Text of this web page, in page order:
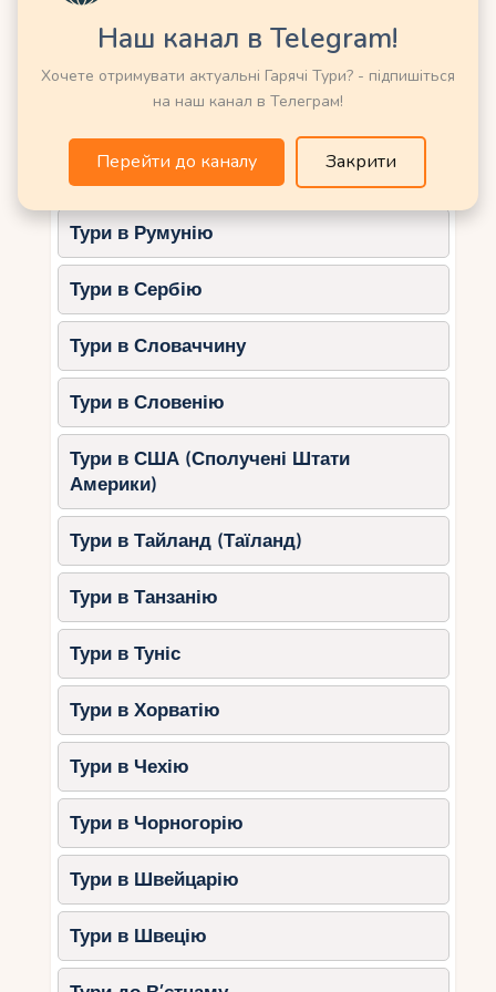
Сноркелінг та дайвінг
– оренда
маски та ласт обходиться дешевше
за організовані екскурсії.
Морські прогулянки на громадських
човнах– дешевші за приватні катери.
Дешеві тури: що
увімкнено?
Перелітіз пересадками (рідко –
прямий рейс).
Проживання у гестхаусах або 3-
зіркових готелях.
Трансфер із аеропорту.
Мінімальні екскурсійні програми
(іноді – тільки пляжний
відпочинок).
Середня вартість туру на Сейшели в жовтніна
7
З Москви – від $1200 на особу.
З Європи (Париж, Лондон, Берлін) –
від $800.
Із ОАЕ – від $600.
Найкращі недорогі пляжі
для відпочинку
1.Beau Vallon (Мае)
ідеальний пляж для
бюджетного відпочинку
Розвинена інфраструктура, кафе та
Тури в Німеччину
Тури в ОАЕ (Емірати)
Тури в Румунію
Тури в Сербію
Тури в Словаччину
Тури в Словенію
Тури в США (Сполучені Штати
Америки)
Тури в Тайланд (Таїланд)
Тури в Танзанію
Тури в Туніс
Тури в Хорватію
Тури в Чехію
Тури в Чорногорію
Тури в Швейцарію
Тури в Швецію
Наш канал в Telegram!
Хочете отримувати актуальні Гарячі Тури? - підпишіться
на наш канал в Телеграм!
Перейти до каналу Закрити